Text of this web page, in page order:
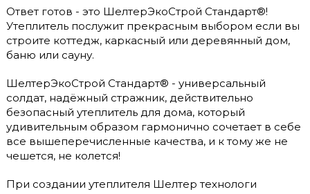
Ответ готов - это ШелтерЭкоСтрой Стандарт®!
Утеплитель послужит прекрасным выбором если вы
строите коттедж, каркасный или деревянный дом,
баню или сауну.
ШелтерЭкоСтрой Стандарт® - универсальный
солдат, надёжный стражник, действительно
безопасный утеплитель для дома, который
удивительным образом гармонично сочетает в себе
все вышеперечисленные качества, и к тому же не
чешется, не колется!
При создании утеплителя Шелтер технологи